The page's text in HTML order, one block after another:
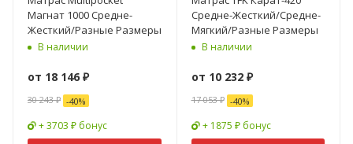
Магнат 1000 Средне-
Жесткий/Разные Размеры
В наличии
от 18 146 ₽
30 243 ₽ -40%
+ 3703 ₽ бонус
Средне-Жесткий/Средне-
Мягкий/Разные Размеры
В наличии
от 10 232 ₽
17 053 ₽ -40%
+ 1875 ₽ бонус